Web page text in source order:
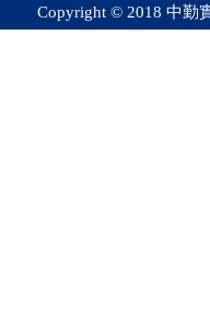
Copyright © 2018 中勤